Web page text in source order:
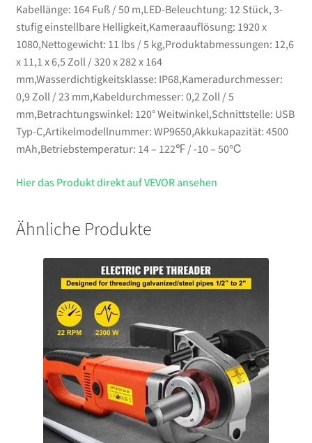
Kabellänge: 164 Fuß / 50 m,LED-Beleuchtung: 12 Stück, 3-
stufig einstellbare Helligkeit,Kameraauflösung: 1920 x
1080,Nettogewicht: 11 lbs / 5 kg,Produktabmessungen: 12,6
x 11,1 x 6,5 Zoll / 320 x 282 x 164
mm,Wasserdichtigkeitsklasse: IP68,Kameradurchmesser:
0,9 Zoll / 23 mm,Kabeldurchmesser: 0,2 Zoll / 5
mm,Betrachtungswinkel: 120° Weitwinkel,Schnittstelle: USB
Typ-C,Artikelmodellnummer: WP9650,Akkukapazität: 4500
mAh,Betriebstemperatur: 14 – 122℉ / -10 – 50℃
Hier das Produkt direkt auf VEVOR ansehen
Ähnliche Produkte